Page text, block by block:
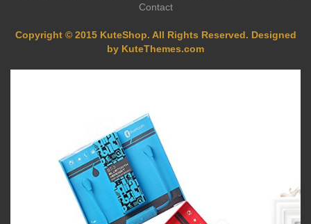
Contact
Copyright © 2015 KuteShop. All Rights Reserved. Designed
by KuteThemes.com